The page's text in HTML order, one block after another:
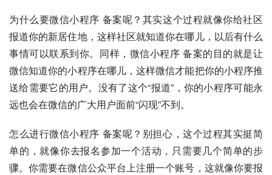
为什么要微信小程序 备案呢？其实这个过程就像你给社区
报道你的新居住地，这样社区就知道你在哪儿，以后有什么
事情可以联系到你。同样，微信小程序 备案的目的就是让
微信知道你的小程序在哪儿，这样微信才能把你的小程序推
送给需要它的用户。没有了这个“报道”，你的小程序可能永
远也会在微信的广大用户面前“闪现”不到。
怎么进行微信小程序 备案呢？别担心，这个过程其实挺简
单的，就像你去报名参加一个活动，只需要几个简单的步
骤。你需要在微信公众平台上注册一个账号，这就像你要报